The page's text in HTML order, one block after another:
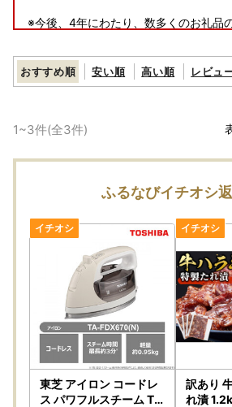
※今後、4年にわたり、数多くのお礼品
スタッフに限りがあることから、あ
伝えすることが難しくなりました。
引き続き神奈川県川崎市の応援をよろ
おすすめ順 安い順 高い順 レビュ
1~3件(全3件)
ふるなびイチオシ
東芝 アイロン コードレ
ス パワフルスチーム TA
訳あり
れ漬